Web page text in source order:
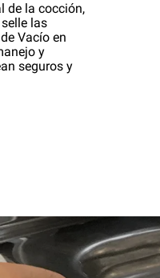
de la cocción,
las
Vacío en
y
seguros y